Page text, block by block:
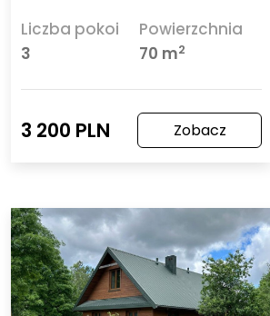
Liczba pokoi
3
Powierzchnia
70 m2
3 200 PLN Zobacz